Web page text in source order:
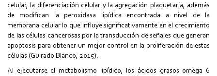
celular, la diferenciación celular y la agregación plaquetaria, además
de modifican la peroxidasa lipídica encontrada a nivel de la
membrana celular lo que influye significativamente en el crecimiento
de las células cancerosas por la transducción de señales que generan
apoptosis para obtener un mejor control en la proliferación de estas
células (Guirado Blanco, 2015).
Al ejecutarse el metabolismo lipídico, los ácidos grasos omega 6